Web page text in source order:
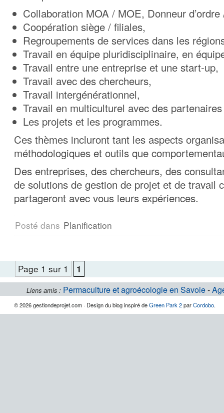
Collaboration MOA / MOE, Donneur
Coopération siège / filiales,
Regroupements de services dans les
Travail en équipe pluridisciplinaire, en
Travail entre une entreprise et une start-up,
Travail avec des chercheurs,
Travail intergénérationnel,
Travail en multiculturel avec des
Les projets et les programmes.
Ces thèmes incluront tant les aspects
méthodologiques et outils que
Des entreprises, des chercheurs, des
de solutions de gestion de projet et de travail
partageront avec vous leurs expériences.
Posté dans Planification
Page 1 sur 1 1
Liens amis : Permaculture et agroécologie en Savoie-
© 2026 gestiondeprojet.com · Design du blog inspiré deGreen Park 2parCordobo.